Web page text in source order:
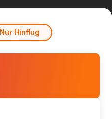
Nur Hinflug